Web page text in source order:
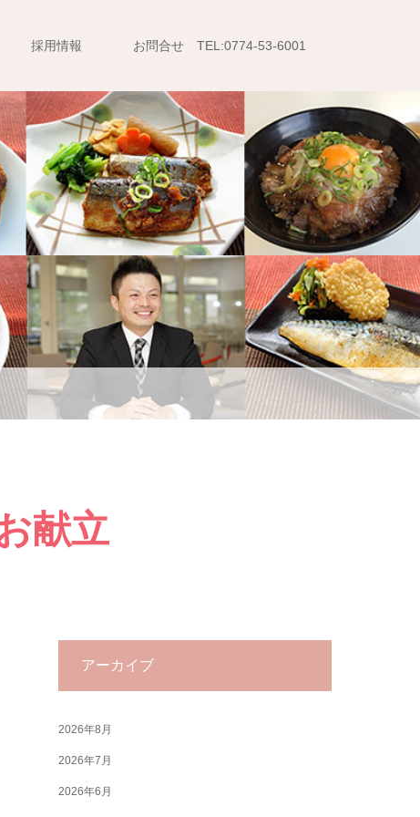
採用情報 お問合せ TEL:0774-53-6001
献立
アーカイブ
2026年8月
2026年7月
2026年6月